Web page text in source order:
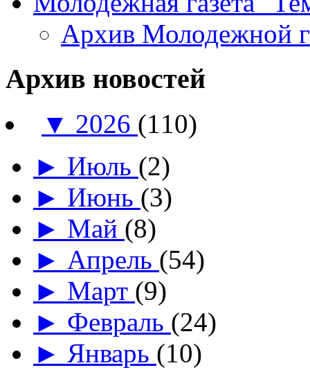
Архив Молодежной
Архив новостей
▼ 2026 (110)
► Июль (2)
► Июнь (3)
► Май (8)
► Апрель (54)
► Март (9)
► Февраль (24)
► Январь (10)